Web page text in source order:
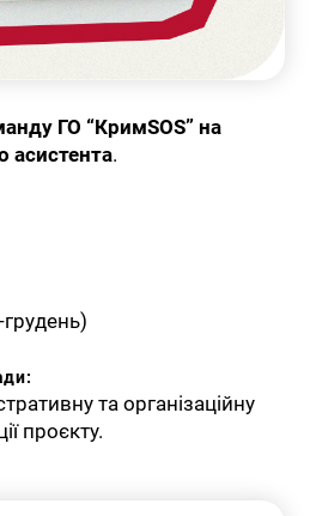
ГО “КримSOS” на
асистента.
та організаційну
проєкту.